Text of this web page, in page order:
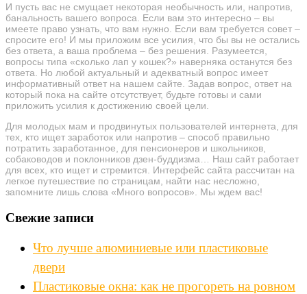
И пусть вас не смущает некоторая необычность или, напротив,
банальность вашего вопроса. Если вам это интересно – вы
имеете право узнать, что вам нужно. Если вам требуется совет –
спросите его! И мы приложим все усилия, что бы вы не остались
без ответа, а ваша проблема – без решения. Разумеется,
вопросы типа «сколько лап у кошек?» наверняка останутся без
ответа. Но любой актуальный и адекватный вопрос имеет
информативный ответ на нашем сайте. Задав вопрос, ответ на
который пока на сайте отсутствует, будьте готовы и сами
приложить усилия к достижению своей цели.
Для молодых мам и продвинутых пользователей интернета, для
тех, кто ищет заработок или напротив – способ правильно
потратить заработанное, для пенсионеров и школьников,
собаководов и поклонников дзен-буддизма… Наш сайт работает
для всех, кто ищет и стремится. Интерфейс сайта рассчитан на
легкое путешествие по страницам, найти нас несложно,
запомните лишь слова «Много вопросов». Мы ждем вас!
Свежие записи
Что лучше алюминиевые или пластиковые
двери
Пластиковые окна: как не прогореть на ровном